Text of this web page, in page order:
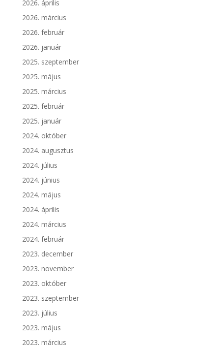
2026. április
2026. március
2026. február
2026. január
2025. szeptember
2025. május
2025. március
2025. február
2025. január
2024. október
2024. augusztus
2024. július
2024. június
2024. május
2024. április
2024. március
2024. február
2023. december
2023. november
2023. október
2023. szeptember
2023. július
2023. május
2023. március